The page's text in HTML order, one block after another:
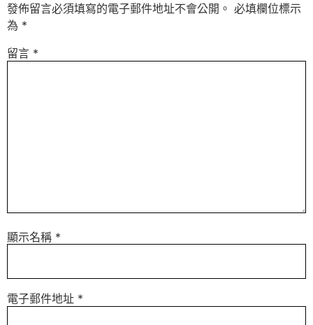
發佈留言必須填寫的電子郵件地址不會公開。 必填欄位標示
為 *
留言 *
顯示名稱 *
電子郵件地址 *